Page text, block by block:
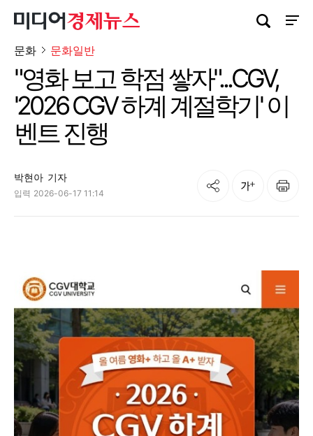
사이
검색창 열기
문화 문화일반
"영화 보고 학점 쌓자"...CGV,
'2026 CGV 하계 계절학기' 이
벤트 진행
박현아 기자
입력 2026-06-17 11:14
공유 글자크기 인쇄